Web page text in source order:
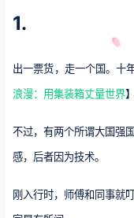
1.
出一票货，走一个国。十
浪漫：用集装箱丈量世界
不过，有两个所谓大国强
感，后者因为技术。
刚入行时，师傅和同事就